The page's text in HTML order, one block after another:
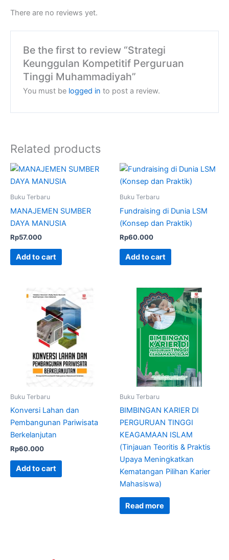
There are no reviews yet.
Be the first to review “Strategi
Keunggulan Kompetitif Perguruan
Tinggi Muhammadiyah”
You must be logged in to post a review.
Related products
Buku Terbaru
MANAJEMEN SUMBER
DAYA MANUSIA
Rp57.000
Add to cart
Buku Terbaru
Fundraising di Dunia LSM
(Konsep dan Praktik)
Rp60.000
Add to cart
Buku Terbaru
Konversi Lahan dan
Pembangunan Pariwisata
Berkelanjutan
Rp60.000
Add to cart
Buku Terbaru
BIMBINGAN KARIER DI
PERGURUAN TINGGI
KEAGAMAAN ISLAM
(Tinjauan Teoritis & Praktis
Upaya Meningkatkan
Kematangan Pilihan Karier
Mahasiswa)
Read more